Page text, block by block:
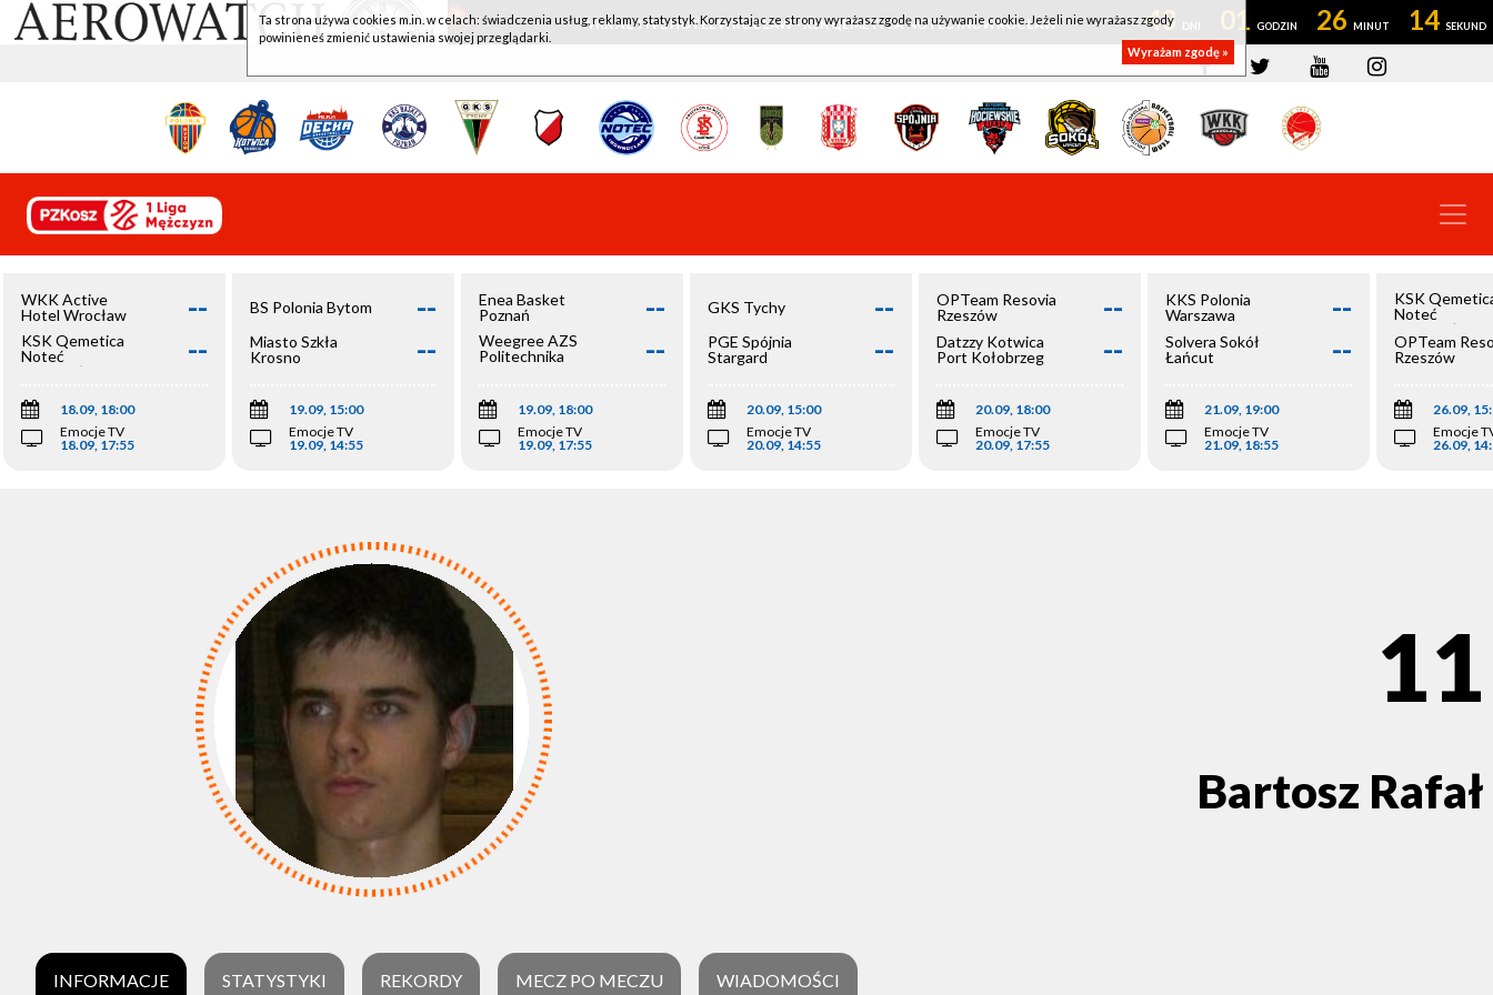
WKK ACTIVE HOTEL WROCŁAW - KSK QEMETICA NOTEĆ INOWROCŁAW 43 01 26 14
WKK Active
Hotel Wrocław
--
KSK Qemetica
Noteć
Inowrocław
--
18.09, 18:00
Emocje TV
18.09, 17:55
BS Polonia Bytom --
Miasto Szkła
Krosno
--
19.09, 15:00
Emocje TV
19.09, 14:55
Enea Basket
Poznań
--
Weegree AZS
Politechnika
--
19.09, 18:00
Emocje TV
19.09, 17:55
GKS Tychy --
PGE Spójnia
Stargard
--
20.09, 15:00
Emocje TV
20.09, 14:55
OPTeam Resovia
Rzeszów
--
Datzzy Kotwica
Port Kołobrzeg
--
20.09, 18:00
Emocje TV
20.09, 17:55
KKS Polonia
Warszawa
--
Solvera Sokół
Łańcut
--
21.09, 19:00
Emocje TV
21.09, 18:55
KSK
Noteć
Inowrocław
OPTeam
Rzeszów
26.09,
Emocje
26.09,
11
Bartosz Rafał
INFORMACJE STATYSTYKI REKORDY MECZ PO MECZU WIADOMOŚCI
Ta strona używa cookies m.in. w celach: świadczenia usług, reklamy, statystyk. Korzystając ze strony wyrażasz zgodę na używanie cookie. Jeżeli nie wyrażasz zgody
powinieneś zmienić ustawienia swojej przeglądarki.
Wyrażam zgodę »